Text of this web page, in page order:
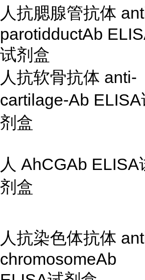
人抗腮腺管抗体
parotidductAb
试剂盒
人抗软骨抗体 anti-
cartilage-Ab ELISA
剂盒
人 AhCGAb ELISA
剂盒
人抗染色体抗体
chromosomeAb